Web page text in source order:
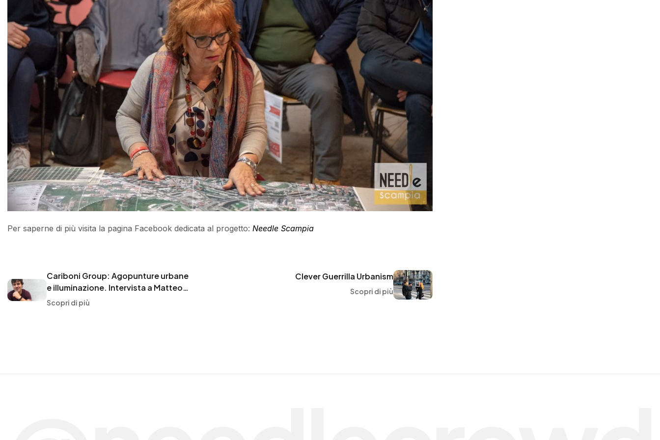
Per saperne di più visita la pagina Facebook dedicata al progetto: Needle Scampia
Cariboni Group: Agopunture urbane
e illuminazione. Intervista a Matteo
Pettinaroli
Scopri di più
Clever Guerrilla Urbanism
Scopri di più